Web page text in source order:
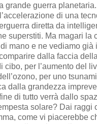
grande guerra
di una
diretta da
superstiti. Ma magari la
mano e ne vediamo già
dalla faccia
cibo, per l’aumento del
per uno
dalla grandezza
di tutto verrà dallo
solare? Dai raggi
come vi piacerebbe